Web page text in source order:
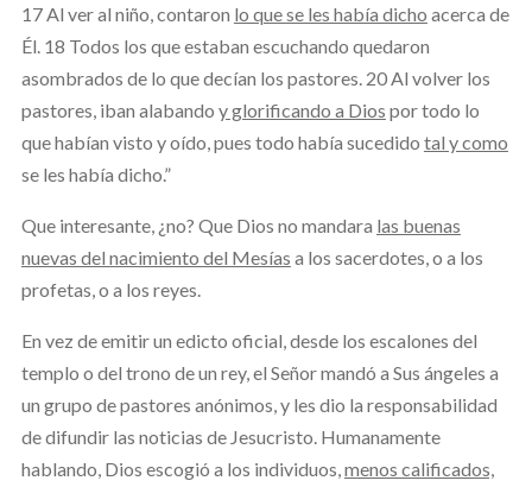
17 Al ver al niño, contaron lo que se les había dicho acerca de
Él. 18 Todos los que estaban escuchando quedaron
asombrados de lo que decían los pastores. 20 Al volver los
pastores, iban alabando y glorificando a Dios por todo lo
que habían visto y oído, pues todo había sucedido tal y como
se les había dicho.”
Que interesante, ¿no? Que Dios no mandara las buenas
nuevas del nacimiento del Mesías a los sacerdotes, o a los
profetas, o a los reyes.
En vez de emitir un edicto oficial, desde los escalones del
templo o del trono de un rey, el Señor mandó a Sus ángeles a
un grupo de pastores anónimos, y les dio la responsabilidad
de difundir las noticias de Jesucristo. Humanamente
hablando, Dios escogió a los individuos, menos calificados,